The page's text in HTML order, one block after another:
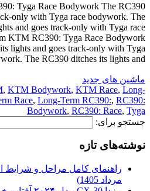
Tyga Race Bodywork The RC390
only with Tyga race bodywork. The
and goes track-only with Tyga race
KTM RC390: Tyga Race Bodywork
lights and goes track-only with Tyga
The RC390 ditches its lights and […]
ماشین های جدید
, KTM Bodywork, KTM Race, Long-
Race, Long-Term RC390:, RC390:
Bodywork, RC390: Race, Tyga
جستجو برای:
نوشته‌های تازه
مرداد 1405)